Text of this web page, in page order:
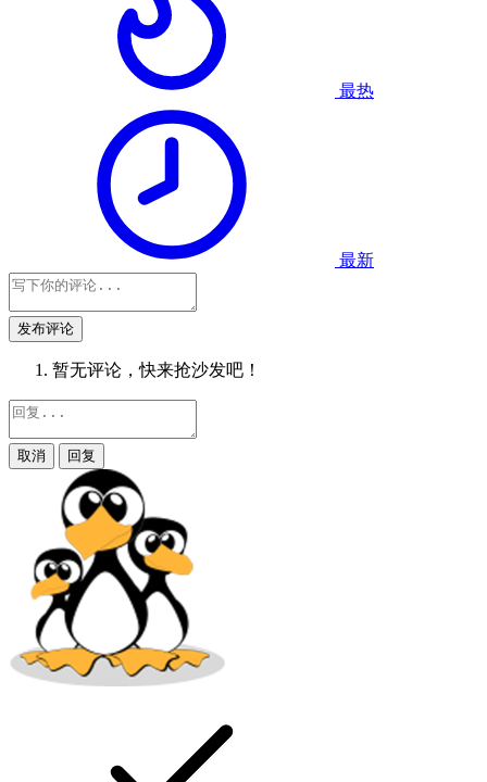
最热
最新
发布评论
暂无评论，快来抢沙发吧！
取消 回复